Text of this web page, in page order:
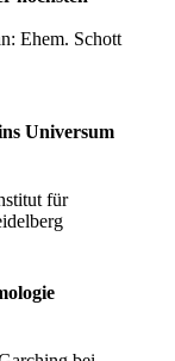
Ehem. Schott
Universum
für